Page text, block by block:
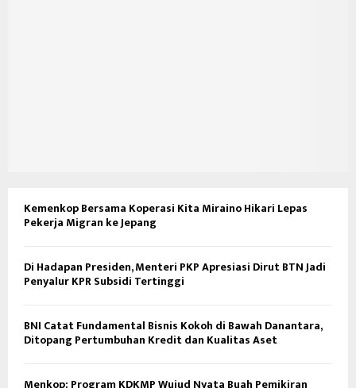
Kemenkop Bersama Koperasi Kita Miraino Hikari Lepas
Pekerja Migran ke Jepang
Di Hadapan Presiden, Menteri PKP Apresiasi Dirut BTN Jadi
Penyalur KPR Subsidi Tertinggi
BNI Catat Fundamental Bisnis Kokoh di Bawah Danantara,
Ditopang Pertumbuhan Kredit dan Kualitas Aset
Menkop: Program KDKMP Wujud Nyata Buah Pemikiran